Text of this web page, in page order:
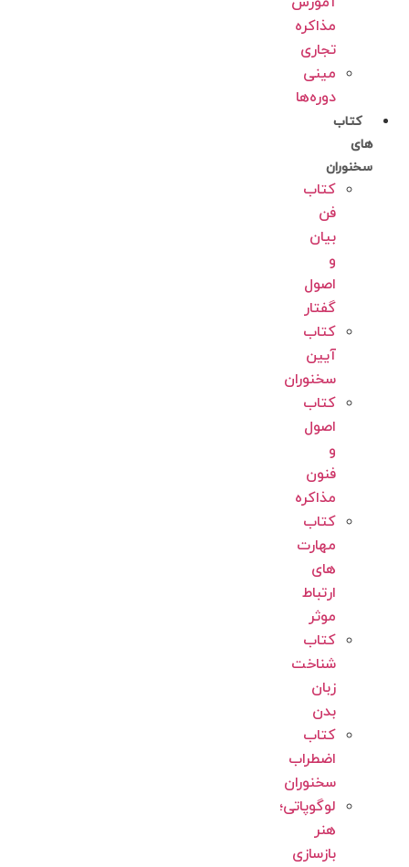
مذاکره
تجاری
مینی
دوره‌ها
کتاب
های
سخنوران
کتاب
فن
بیان
اصول
گفتار
کتاب
آیین
سخنوران
کتاب
اصول
فنون
مذاکره
کتاب
مهارت
های
ارتباط
موثر
کتاب
شناخت
زبان
بدن
کتاب
اضطراب
سخنوران
لوگوپاتی؛
هنر
بازسازی